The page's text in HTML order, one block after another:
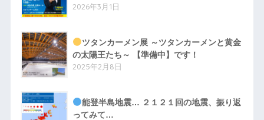
2026年3月1日
ツタンカーメン展 ～ツタンカーメンと黄金
の太陽王たち～ 【準備中】です！
2025年2月8日
能登半島地震… ２１２１回の地震、振り返
ってみて…